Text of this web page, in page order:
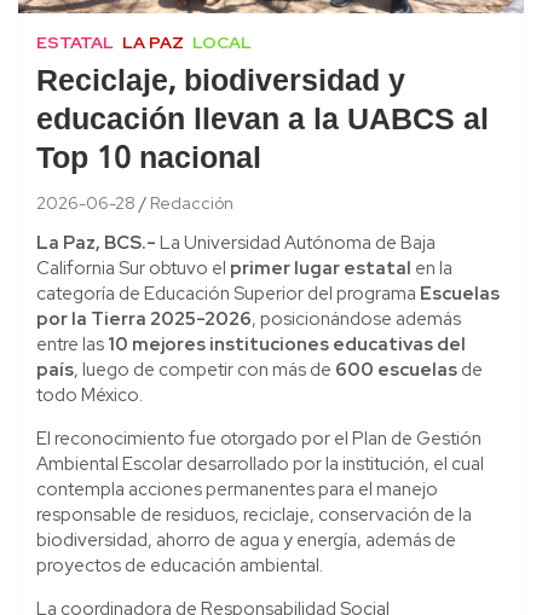
ESTATAL LA PAZ LOCAL
Reciclaje, biodiversidad y
educación llevan a la UABCS al
Top 10 nacional
2026-06-28 Redacción
La Paz, BCS.- La Universidad Autónoma de Baja
California Sur obtuvo el primer lugar estatal en la
categoría de Educación Superior del programa Escuelas
por la Tierra 2025-2026, posicionándose además
entre las 10 mejores instituciones educativas del
país, luego de competir con más de 600 escuelas de
todo México.
El reconocimiento fue otorgado por el Plan de Gestión
Ambiental Escolar desarrollado por la institución, el cual
contempla acciones permanentes para el manejo
responsable de residuos, reciclaje, conservación de la
biodiversidad, ahorro de agua y energía, además de
proyectos de educación ambiental.
La coordinadora de Responsabilidad Social